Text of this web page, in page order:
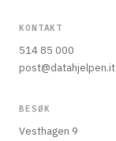
KONTAKT
514 85 000
post@datahjelpen.it
BESØK
Vesthagen 9